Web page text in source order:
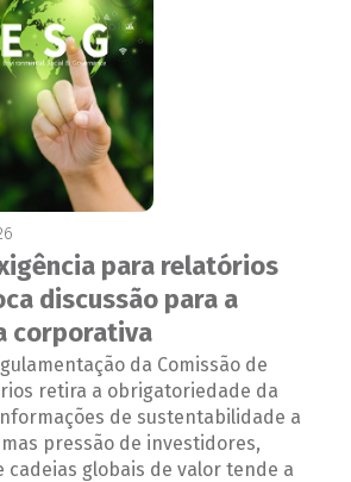
para relatórios
discussão para a
corporativa
da Comissão de
retira a obrigatoriedade da
de sustentabilidade a
pressão de investidores,
cadeias globais de valor tende a